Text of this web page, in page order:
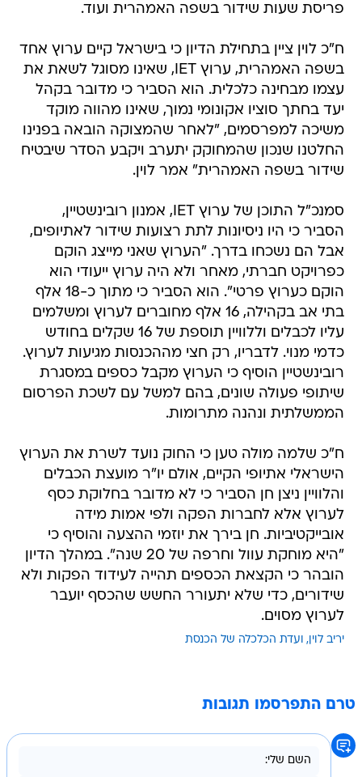
פריסת שעות שידור בשפה האמהרית ועוד.
ח"כ לוין ציין בתחילת הדיון כי בישראל קיים ערוץ אחד
בשפה האמהרית, ערוץ IET, שאינו מסוגל לשאת את
עצמו מבחינה כלכלית. הוא הסביר כי מדובר בקהל
יעד בחתך סוציו אקונומי נמוך, שאינו מהווה מוקד
משיכה למפרסמים, "לאחר שהמצוקה הובאה בפנינו
החלטנו שנכון שהמחוקק יתערב ויקבע הסדר שיבטיח
שידור בשפה האמהרית" אמר לוין.
סמנכ"ל התוכן של ערוץ IET, אמנון רובינשטיין,
הסביר כי היו ניסיונות לתת רצועות שידור לאתיופים,
אבל הם נשכחו בדרך. "הערוץ שאני מייצג הוקם
כפרויקט חברתי, מאחר ולא היה ערוץ ייעודי הוא
הוקם כערוץ פרטי". הוא הסביר כי מתוך כ-18 אלף
בתי אב בקהילה, 16 אלף מחוברים לערוץ ומשלמים
עליו לכבלים וללוויין תוספת של 16 שקלים בחודש
כדמי מנוי. לדבריו, רק חצי מההכנסות מגיעות לערוץ.
רובינשטיין הוסיף כי הערוץ מקבל כספים במסגרת
שיתופי פעולה שונים, בהם למשל עם לשכת הפרסום
הממשלתית ונהנה מתרומות.
ח"כ שלמה מולה טען כי החוק נועד לשרת את הערוץ
הישראלי אתיופי הקיים, אולם יו"ר מועצת הכבלים
והלוויין ניצן חן הסביר כי לא מדובר בחלוקת כסף
לערוץ אלא לחברות הפקה ולפי אמות מידה
אובייקטיביות. חן בירך את יוזמי ההצעה והוסיף כי
"היא מוחקת עוול וחרפה של 20 שנה". במהלך הדיון
הובהר כי הקצאת הכספים תהייה לעידוד הפקות ולא
שידורים, כדי שלא יתעורר החשש שהכסף יועבר
לערוץ מסוים.
יריב לוין ועדת הכלכלה של הכנסת
טרם התפרסמו תגובות